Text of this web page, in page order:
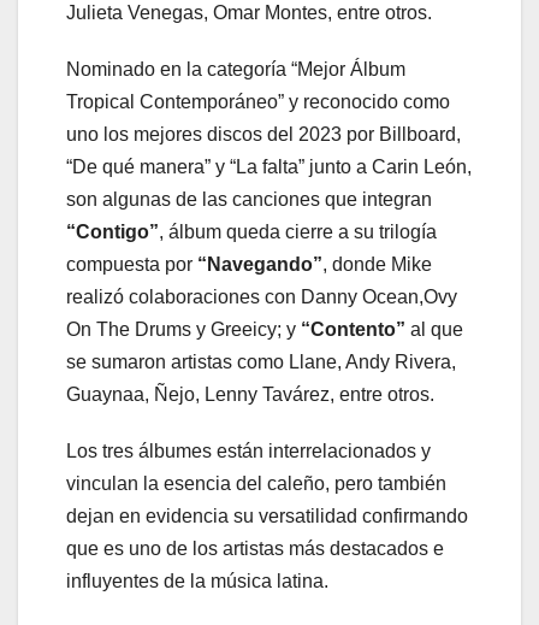
Julieta Venegas, Omar Montes, entre otros.
Nominado en la categoría “Mejor Álbum
Tropical Contemporáneo” y reconocido como
uno los mejores discos del 2023 por Billboard,
“De qué manera” y “La falta” junto a Carin León,
son algunas de las canciones que integran
“Contigo”, álbum queda cierre a su trilogía
compuesta por “Navegando”, donde Mike
realizó colaboraciones con Danny Ocean,Ovy
On The Drums y Greeicy; y “Contento” al que
se sumaron artistas como Llane, Andy Rivera,
Guaynaa, Ñejo, Lenny Tavárez, entre otros.
Los tres álbumes están interrelacionados y
vinculan la esencia del caleño, pero también
dejan en evidencia su versatilidad confirmando
que es uno de los artistas más destacados e
influyentes de la música latina.